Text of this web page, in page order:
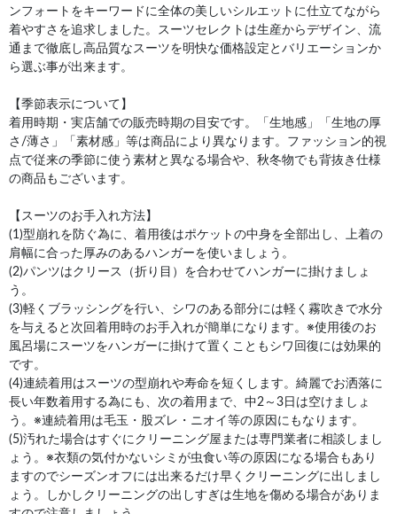
ンフォートをキーワードに全体の美しいシルエットに仕立てながら
着やすさを追求しました。スーツセレクトは生産からデザイン、流
通まで徹底し高品質なスーツを明快な価格設定とバリエーションか
ら選ぶ事が出来ます。
【季節表示について】
着用時期・実店舗での販売時期の目安です。「生地感」「生地の厚
さ/薄さ」「素材感」等は商品により異なります。ファッション的視
点で従来の季節に使う素材と異なる場合や、秋冬物でも背抜き仕様
の商品もございます。
【スーツのお手入れ方法】
(1)型崩れを防ぐ為に、着用後はポケットの中身を全部出し、上着の
肩幅に合った厚みのあるハンガーを使いましょう。
(2)パンツはクリース（折り目）を合わせてハンガーに掛けましょ
う。
(3)軽くブラッシングを行い、シワのある部分には軽く霧吹きで水分
を与えると次回着用時のお手入れが簡単になります。※使用後のお
風呂場にスーツをハンガーに掛けて置くこともシワ回復には効果的
です。
(4)連続着用はスーツの型崩れや寿命を短くします。綺麗でお洒落に
長い年数着用する為にも、次の着用まで、中2～3日は空けましょ
う。※連続着用は毛玉・股ズレ・ニオイ等の原因にもなります。
(5)汚れた場合はすぐにクリーニング屋または専門業者に相談しまし
ょう。※衣類の気付かないシミが虫食い等の原因になる場合もあり
ますのでシーズンオフには出来るだけ早くクリーニングに出しまし
ょう。しかしクリーニングの出しすぎは生地を傷める場合がありま